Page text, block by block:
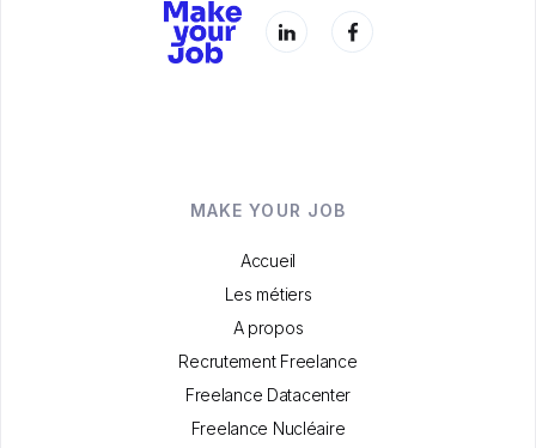
MAKE YOUR JOB
Accueil
Les métiers
A propos
Recrutement Freelance
Freelance Datacenter
Freelance Nucléaire